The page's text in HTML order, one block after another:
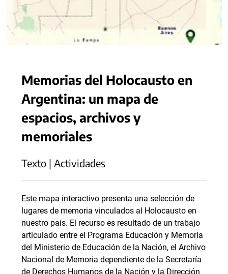
Memorias del Holocausto en
Argentina: un mapa de
espacios, archivos y
memoriales
Texto | Actividades
Este mapa interactivo presenta una selección de
lugares de memoria vinculados al Holocausto en
nuestro país. El recurso es resultado de un trabajo
articulado entre el Programa Educación y Memoria
del Ministerio de Educación de la Nación, el Archivo
Nacional de Memoria dependiente de la Secretaría
de Derechos Humanos de la Nación y la Dirección